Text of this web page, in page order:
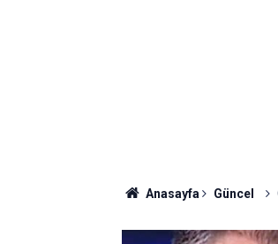
Anasayfa Güncel